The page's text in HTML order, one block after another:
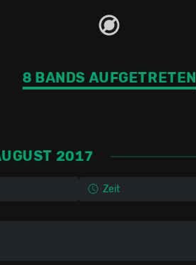
8 BANDS AUFGETRETEN
2017
Zeit